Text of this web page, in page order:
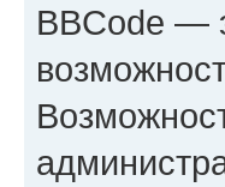
BBCode —